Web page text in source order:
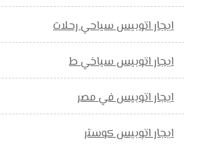
ايجار اتوبيس سياحي رحلات
ايجار اتوبيس سياخي ط
ايجار اتوبيس في مصر
ايجار اتوبيس كوستر